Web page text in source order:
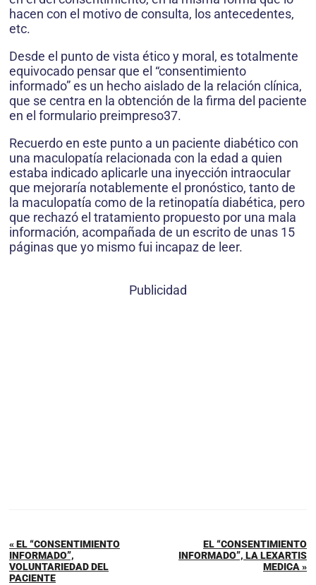
hacen con el motivo de consulta, los antecedentes,
etc.
Desde el punto de vista ético y moral, es totalmente
equivocado pensar que el “consentimiento
informado” es un hecho aislado de la relación clínica,
que se centra en la obtención de la firma del paciente
en el formulario preimpreso37.
Recuerdo en este punto a un paciente diabético con
una maculopatía relacionada con la edad a quien
estaba indicado aplicarle una inyección intraocular
que mejoraría notablemente el pronóstico, tanto de
la maculopatía como de la retinopatía diabética, pero
que rechazó el tratamiento propuesto por una mala
información, acompañada de un escrito de unas 15
páginas que yo mismo fui incapaz de leer.
Publicidad
« EL “CONSENTIMIENTO
INFORMADO”,
VOLUNTARIEDAD DEL
PACIENTE
EL “CONSENTIMIENTO
INFORMADO”, LA LEXARTIS
MEDICA »